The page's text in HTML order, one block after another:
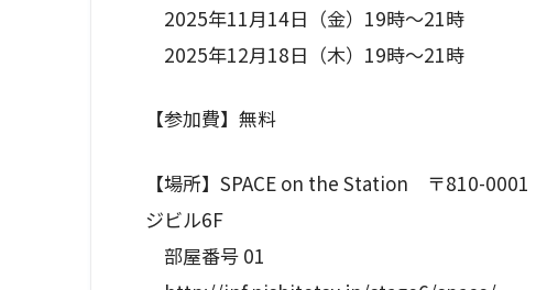
2025年11月14日（金）19時〜21時
2025年12月18日（木）19時〜21時
【参加費】無料
【場所】SPACE on the Station 〒810-
ジビル6F
部屋番号 01